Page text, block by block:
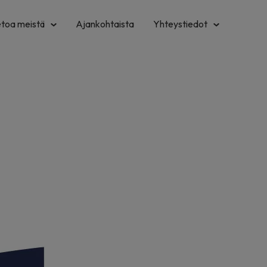
meistä Ajankohtaista Yhteystiedot